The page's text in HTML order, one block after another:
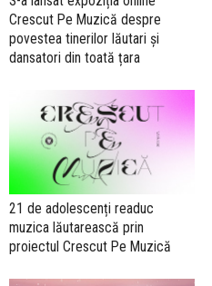
Crescut Pe Muzică despre
povestea tinerilor lăutari și
dansatori din toată țara
21 de adolescenți readuc
muzica lăutarească prin
proiectul Crescut Pe Muzică